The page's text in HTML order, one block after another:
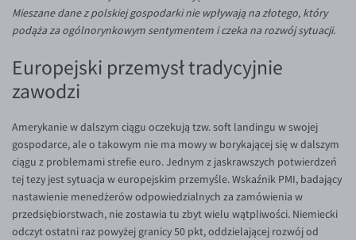
Inne pary walutowe
AUD/PLN
BGN/PLN
CAD/PLN
HKD/PLN
HUF/PLN
ILS/PLN
JPY/PLN
Aplikacja mobilna
Bezpieczeństwo
Pomoc
Pomoc
Konto i opłaty
Wymiana walut
Banki i przelewy
Przelewy zagraniczne
Poradnik
KONTAKT
Kontakt
Dla mediów
PL
Mieszane dane z polskiej gospodarki nie wpływają na złotego, który
podąża za ogólnorynkowym sentymentem i czeka na rozwój sytuacji.
Europejski przemysł tradycyjnie
zawodzi
Amerykanie w dalszym ciągu oczekują tzw. soft landingu w swojej
gospodarce, ale o takowym nie ma mowy w borykającej się w dalszym
ciągu z problemami strefie euro. Jednym z jaskrawszych potwierdzeń
tej tezy jest sytuacja w europejskim przemyśle. Wskaźnik PMI, badający
nastawienie menedżerów odpowiedzialnych za zamówienia w
przedsiębiorstwach, nie zostawia tu zbyt wielu wątpliwości. Niemiecki
odczyt ostatni raz powyżej granicy 50 pkt, oddzielającej rozwój od